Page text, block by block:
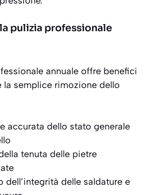
pulizia professionale
annuale offre benefici
la semplice rimozione dello
accurata dello stato generale
tenuta delle pietre
dell’integrità delle saldature e